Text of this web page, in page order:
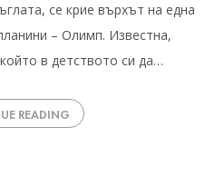
се крие върхът на една
– Олимп. Известна,
в детството си да…
READING